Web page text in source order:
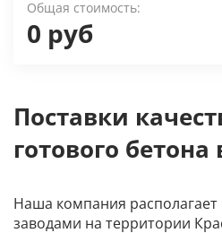
Общая стоимость:
0 руб
Поставки
готового бетона
Наша компания
заводами на территории